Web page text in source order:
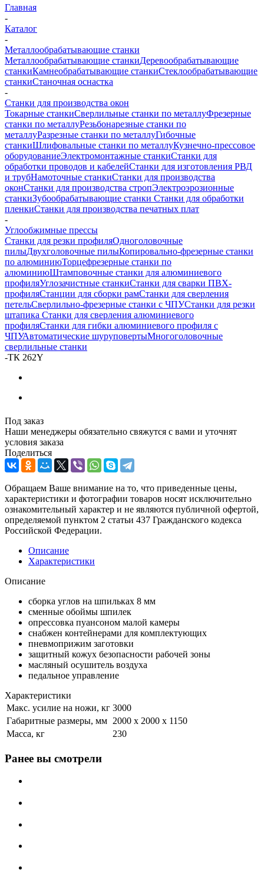
Главная
-
Каталог
-
Металлообрабатывающие станки
Металлообрабатывающие станкиДеревообрабатывающие
станкиКамнеобрабатывающие станкиСтеклообрабатывающие
станкиСтаночная оснастка
-
Станки для производства окон
Токарные станкиСверлильные станки по металлуФрезерные
станки по металлуРезьбонарезные станки по
металлуРазрезные станки по металлуГибочные
станкиШлифовальные станки по металлуКузнечно-прессовое
оборудованиеЭлектромонтажные станкиСтанки для
обработки проводов и кабелейСтанки для изготовления РВД
и трубНамоточные станкиСтанки для производства
оконСтанки для производства стропЭлектроэрозионные
станкиЗубообрабатывающие станки Станки для обработки
пленкиСтанки для производства печатных плат
-
Углообжимные прессы
Станки для резки профиляОдноголовочные
пилыДвухголовочные пилыКопировально-фрезерные станки
по алюминиюТорцефрезерные станки по
алюминиюШтамповочные станки для алюминиевого
профиляУглозачистные станкиСтанки для сварки ПВХ-
профиляСтанции для сборки рамСтанки для сверления
петельСверлильно-фрезерные станки с ЧПУСтанки для резки
штапика Станки для сверления алюминиевого
профиляСтанки для гибки алюминиевого профиля с
ЧПУАвтоматические шуруповертыМногоголовочные
сверлильные станки
-ТК 262Y
Под заказ
Наши менеджеры обязательно свяжутся с вами и уточнят
условия заказа
Поделиться
Обращаем Ваше внимание на то, что приведенные цены,
характеристики и фотографии товаров носят исключительно
ознакомительный характер и не являются публичной офертой,
определяемой пунктом 2 статьи 437 Гражданского кодекса
Российской Федерации.
Описание
Характеристики
Описание
сборка углов на шпильках 8 мм
сменные обоймы шпилек
опрессовка пуансоном малой камеры
снабжен контейнерами для комплектующих
пневмоприжим заготовки
защитный кожух безопасности рабочей зоны
масляный осушитель воздуха
педальное управление
Характеристики
Макс. усилие на ножи, кг 3000
Габаритные размеры, мм 2000 х 2000 х 1150
Масса, кг
230
Ранее вы смотрели